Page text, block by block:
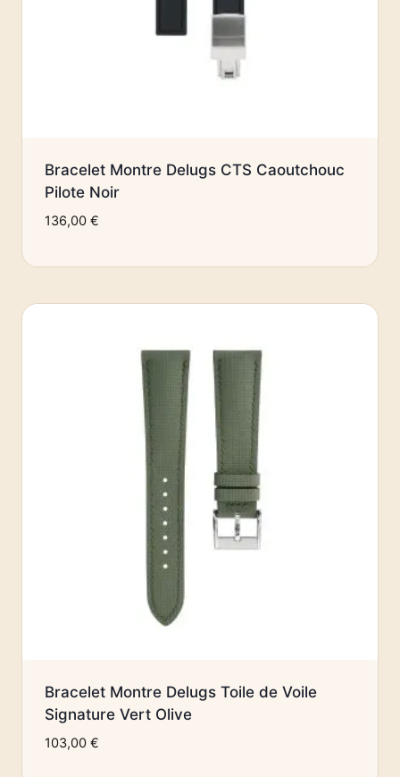
Bracelet Montre Delugs CTS Caoutchouc
Pilote Noir
136,00 €
Bracelet Montre Delugs Toile de Voile
Signature Vert Olive
103,00 €